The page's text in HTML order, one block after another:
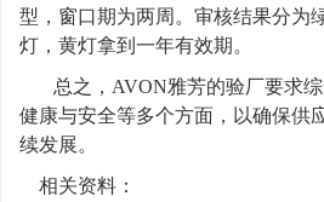
型，窗口期为两周。审核结果分为
灯，黄灯拿到一年有效期。
总之，AVON雅芳的验厂要求
健康与安全等多个方面，以确保供
续发展。
相关资料：